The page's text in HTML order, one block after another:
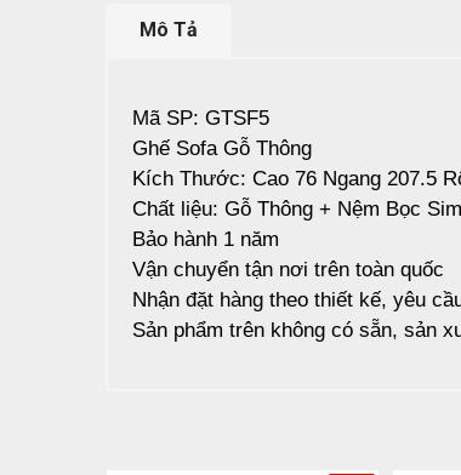
Mô Tả
Mã SP: GTSF5
Ghế Sofa Gỗ Thông
Kích Thước: Cao 76 Ngang 207.5
Chất liệu: Gỗ Thông + Nệm Bọc
Bảo hành 1 năm
Vận chuyển tận nơi trên toàn quốc
Nhận đặt hàng theo thiết kế, yêu
Sản phẩm trên không có sẵn, sản